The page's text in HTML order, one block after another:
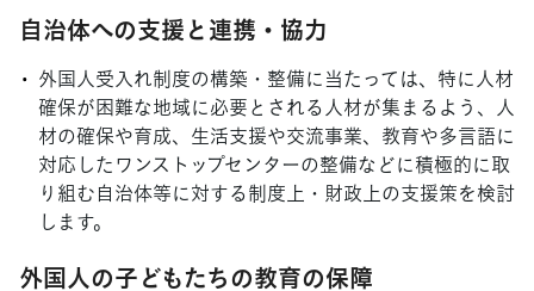
自治体への支援と連携・協力
外国人受入れ制度の構築・整備に当たっては、特に人材
確保が困難な地域に必要とされる人材が集まるよう、人
材の確保や育成、生活支援や交流事業、教育や多言語に
対応したワンストップセンターの整備などに積極的に取
り組む自治体等に対する制度上・財政上の支援策を検討
します。
外国人の子どもたちの教育の保障